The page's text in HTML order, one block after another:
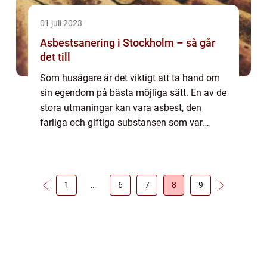
01 juli 2023
Asbestsanering i Stockholm – så går
det till
Som husägare är det viktigt att ta hand om
sin egendom på bästa möjliga sätt. En av de
stora utmaningar kan vara asbest, den
farliga och giftiga substansen som var
1 … 6 7 8 9